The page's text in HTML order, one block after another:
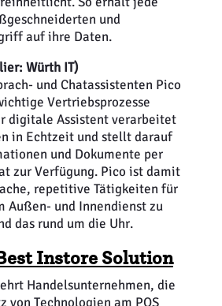
und
auf ihre Daten.
Würth IT)
und Chatassistenten Pico
Vertriebsprozesse
digitale Assistent verarbeitet
in Echtzeit und stellt darauf
und Dokumente per
zur Verfügung. Pico ist damit
repetitive Tätigkeiten für
Außen- und Innendienst zu
das rund um die Uhr.
Instore Solution
Handelsunternehmen, die
von Technologien am POS